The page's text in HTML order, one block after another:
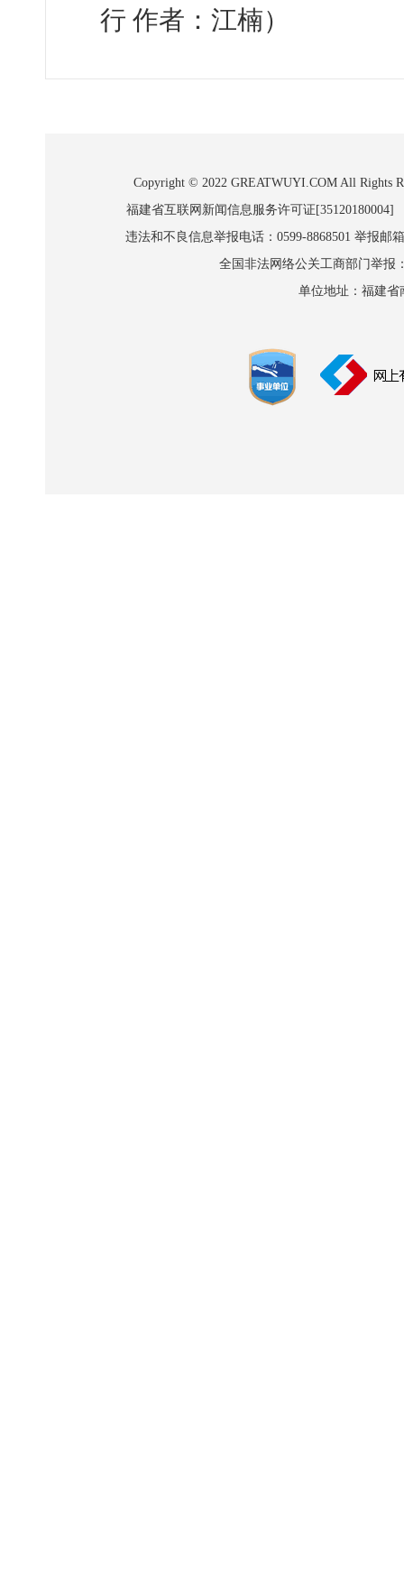
行 作者：江楠）
Copyright © 2022 GREATWUYI.COM All Rights
福建省互联网新闻信息服务许可证
违法和不良信息举报电话：0599-8868501 举报邮
全国非法网络公关工商部门举报
单位地址：福建省